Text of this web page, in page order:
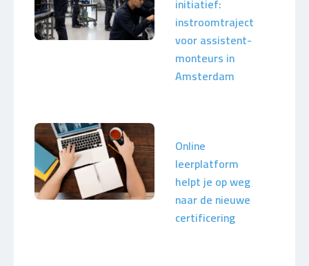
initiatief:
instroomtraject
voor assistent-
monteurs in
Amsterdam
Online
leerplatform
helpt je op weg
naar de nieuwe
certificering